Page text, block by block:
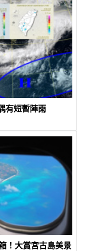
有短暫陣雨
！大賞宮古島美景